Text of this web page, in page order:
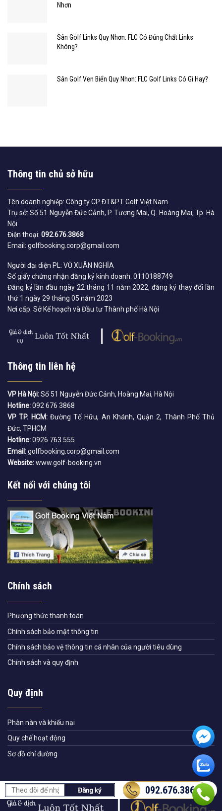
Nhơn
Sân Golf Links Quy Nhơn: FLC Có Đúng Chất Links
Không?
Sân Golf Ven Biển Quy Nhơn: FLC Golf Links Có Gì Hay?
Thông tin chủ sở hữu
Tên doanh nghiệp: Công ty CP ĐT&PT Golf Việt Nam
Trụ sở: Số 51 Nguyễn Đức Cảnh, P. Tương Mai, Q. Hoàng Mai, Tp. Hà
Nội
Điện thoại: 092.676.3868
Email: golfbooking.corp@gmail.com
Người đại diện PL: VŨ XUÂN NGHĨA
Số giấy chứng nhận đăng ký kinh doanh: 0110188749
Đăng ký lần đầu ngày 22 tháng 11 năm 2022, đăng ký thay đổi lần
thứ 1 ngày 29 tháng 05 năm 2023
Nơi cấp: Sở Kế hoạch và Đầu tư Thành phố Hà Nội
Thông tin liên hệ
VP Hà Nội:Số 51 Nguyễn Đức Cảnh, Hoàng Mai, Hà Nội
Hotline:092 676 3868
VP TP. HCM:Đường Tố Hữu, An Khánh, Quận 2, Thành Phố Thủ
Đức, TPHCM
Hotline:0926.763.555
Email:golfbooking.corp@gmail.com
Website:www.golf-booking.vn
Kết nối với chúng tôi
Chính sách
Phương thức thanh toán
Chính sách bảo mật thông tin
Chính sách bảo vệ thông tin cá nhân của người tiêu dùng
Chính sách và quy định
Quy định
Phàn nàn và khiếu nại
Quy chế hoạt động
Sơ đồ chỉ đường
092.676.3868